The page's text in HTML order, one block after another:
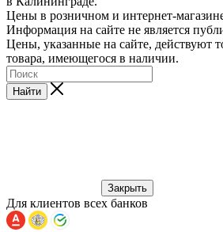
Цены в розничном и интернет-
Информация на сайте не является
Цены, указанные на сайте, действуют
товара, имеющегося в наличии.
Найти
Закрыть
Для клиентов всех банков